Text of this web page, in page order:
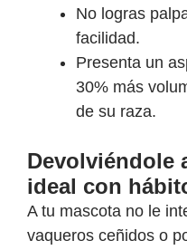
No logras
facilidad.
Presenta un
30% más
de su raza.
Devolviéndole
ideal con
A tu mascota no le
vaqueros ceñidos o